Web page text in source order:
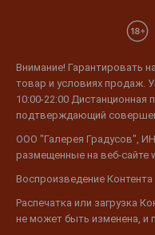
Внимание! Гарантировать
товар и условиях продаж.
10:00-22:00 Дистанционная
подтверждающий
ООО "Галерея Градусов",
размещенные на веб-сайте
Воспроизведение
Распечатка или загрузка
не может быть изменена, и